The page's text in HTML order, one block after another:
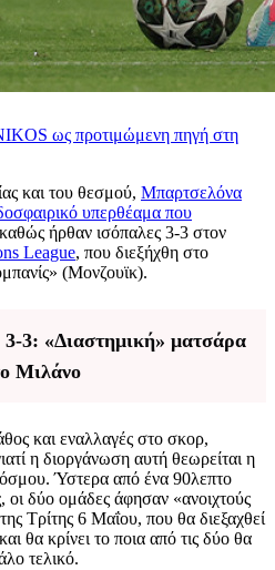
ως προτιμώμενη πηγή στη
και του θεσμού, Μπαρτσελόνα
υπερθέαμα που
ήρθαν ισόπαλες 3-3 στον
League, που διεξήχθη στο
(Μονζουϊκ).
3: «Διαστημική» ματσάρα
Μιλάνο
και εναλλαγές στο σκορ,
η διοργάνωση αυτή θεωρείται η
Ύστερα από ένα 90λεπτο
οι δύο ομάδες άφησαν «ανοιχτούς
Τρίτης 6 Μαΐου, που θα διεξαχθεί
θα κρίνει το ποια από τις δύο θα
τελικό.